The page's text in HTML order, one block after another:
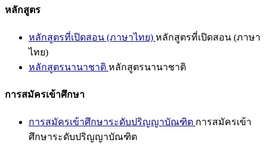
หลักสูตร
หลักสูตรที่เปิดสอน (ภาษาไทย) หลักสูตรที่เปิดสอน (ภาษา
ไทย)
หลักสูตรนานาชาติ หลักสูตรนานาชาติ
การสมัครเข้าศึกษา
การสมัครเข้าศึกษาระดับปริญญาบัณฑิต การสมัครเข้า
ศึกษาระดับปริญญาบัณฑิต